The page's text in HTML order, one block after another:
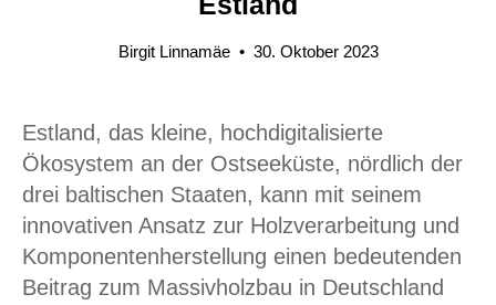
Birgit Linnamäe• 30. Oktober 2023
Estland, das kleine, hochdigitalisierte
Ökosystem an der Ostseeküste, nördlich der
drei baltischen Staaten, kann mit seinem
innovativen Ansatz zur Holzverarbeitung und
Komponentenherstellung einen bedeutenden
Beitrag zum Massivholzbau in Deutschland